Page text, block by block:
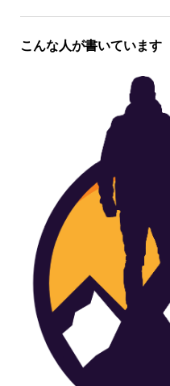
こんな人が書いています